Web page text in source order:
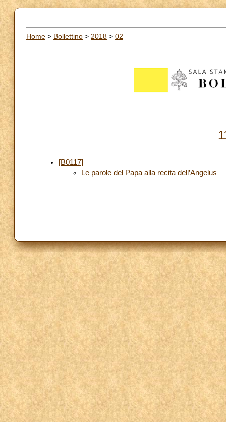
Home > Bollettino > 2018 > 02
[B0117]
Le parole del Papa alla recita dell’Angelus